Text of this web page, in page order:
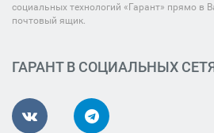
социальных технологий «Гарант» прямо в
почтовый ящик.
ГАРАНТ В СОЦИАЛЬНЫХ